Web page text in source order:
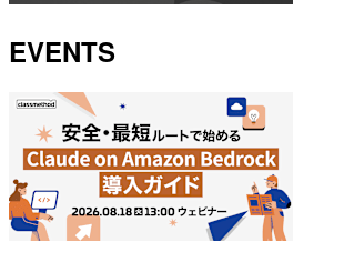
EVENTS